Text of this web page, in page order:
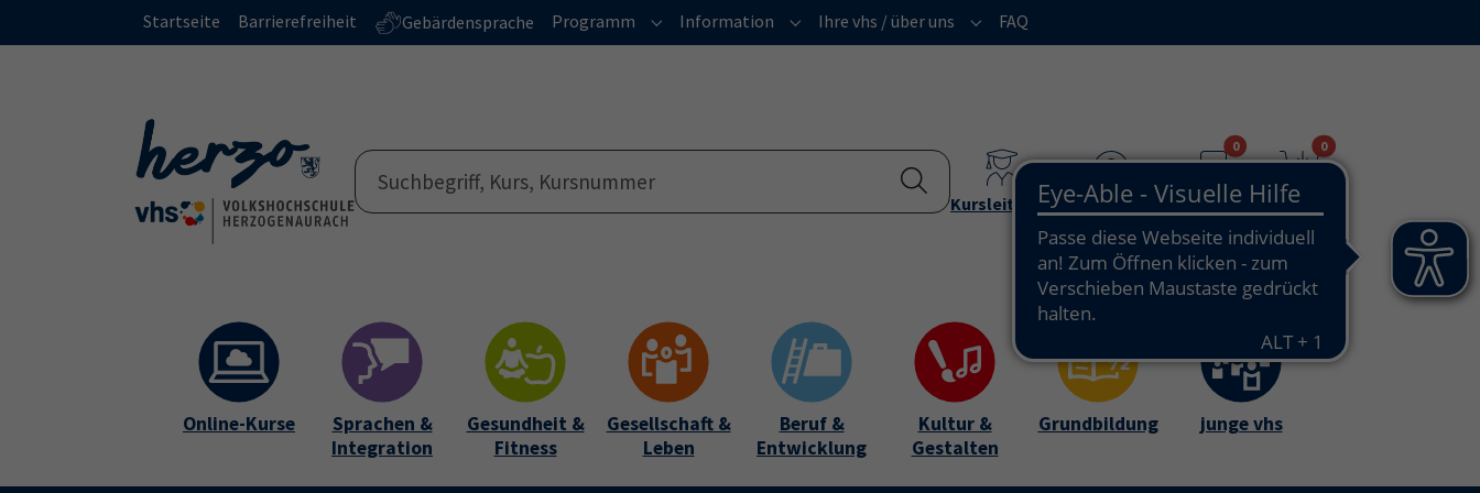
Skip to main content
Skip to page footerStartseite Barrierefreiheit Gebärdensprache Programm Submenu for "Programm"
Information Submenu for "Information"
Ihre vhs / über uns Submenu for "Ihre vhs / über uns"
FAQ
KursleitendeTeilnehmende
0
Merkzettel
0
Warenkorb
Online-Kurse
Sprachen &
Integration
Gesundheit &
Fitness
Gesellschaft &
Leben
Beruf &
Entwicklung
Kultur &
Gestalten
Grundbildung junge vhs